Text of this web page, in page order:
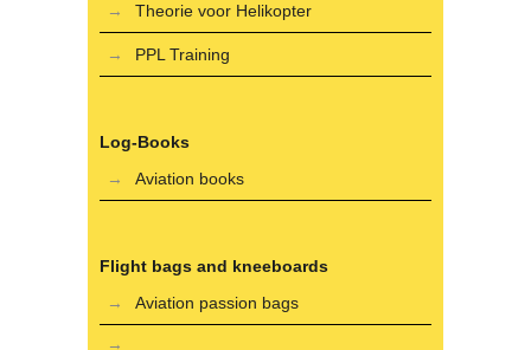
Theorie voor Helikopter
PPL Training
Log-Books
Aviation books
Flight bags and kneeboards
Aviation passion bags